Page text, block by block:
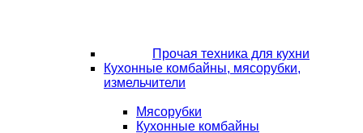
Прочая техника для кухни
Кухонные комбайны, мясорубки,
измельчители
Мясорубки
Кухонные комбайны